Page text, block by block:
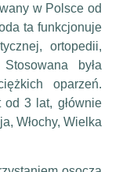
w Polsce od
ta funkcjonuje
ortopedii,
była
oparzeń.
3 lat, głównie
Włochy, Wielka